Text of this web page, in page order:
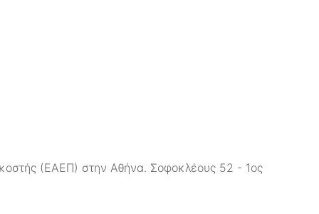
(ΕΑΕΠ) στην Αθήνα. Σοφοκλέους 52 - 1ος